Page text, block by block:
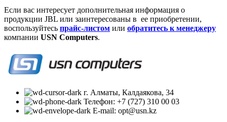
Если вас интересует дополнительная информация о
продукции JBL или заинтересованы в ее приобретении,
воспользуйтесь прайс-листом или обратитесь к менеджеру
компании USN Computers.
г. Алматы, Калдаякова, 34
Телефон: +7 (727) 310 00 03
E-mail: opt@usn.kz